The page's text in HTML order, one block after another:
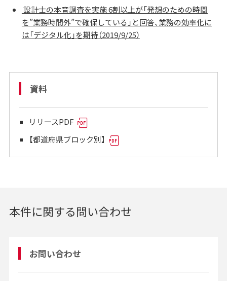
設計士の本音調査を実施 6割以上が「発想のための時間
を”業務時間外”で確保している」と回答、業務の効率化に
は「デジタル化」を期待（2019/9/25）
資料
リリースPDF
【都道府県ブロック別】
本件に関する問い合わせ
お問い合わせ